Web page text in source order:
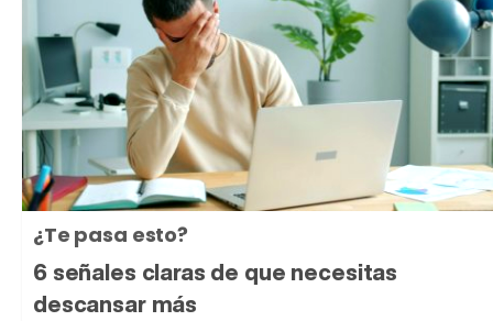
¿Te pasa esto?
6 señales claras de que necesitas
descansar más